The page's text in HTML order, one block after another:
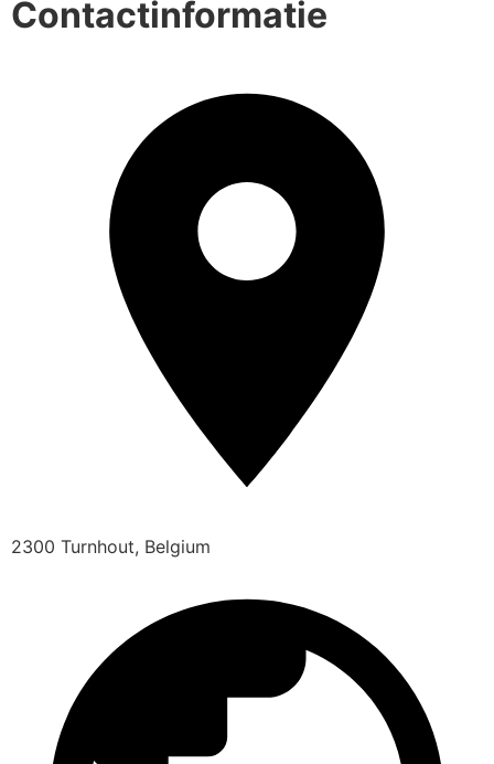
Contactinformatie
2300 Turnhout, Belgium